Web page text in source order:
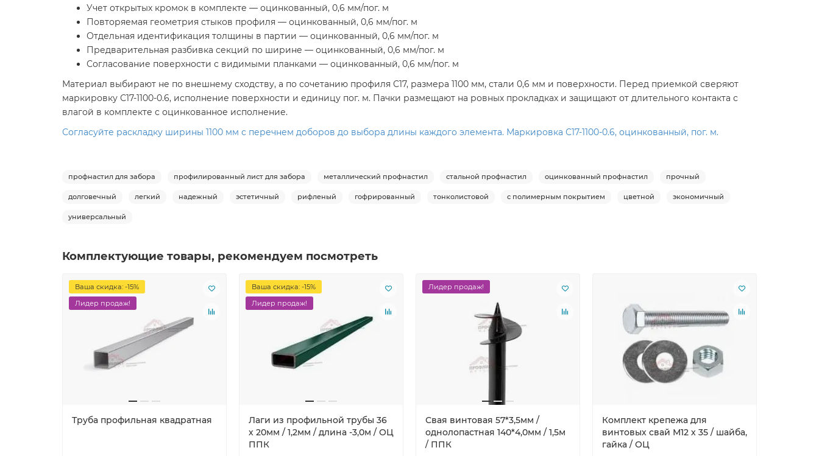
Учет открытых кромок в комплекте — оцинкованный, 0,6 мм/пог. м
Повторяемая геометрия стыков профиля — оцинкованный, 0,6 мм/пог. м
Отдельная идентификация толщины в партии — оцинкованный, 0,6 мм/пог. м
Предварительная разбивка секций по ширине — оцинкованный, 0,6 мм/пог. м
Согласование поверхности с видимыми планками — оцинкованный, 0,6 мм/пог. м
Материал выбирают не по внешнему сходству, а по сочетанию профиля С17, размера 1100 мм, стали 0,6 мм и поверхности. Перед приемкой сверяют
маркировку С17-1100-0.6, исполнение поверхности и единицу пог. м. Пачки размещают на ровных прокладках и защищают от длительного контакта с
влагой в комплекте с оцинкованное исполнение.
Согласуйте раскладку ширины 1100 мм с перечнем доборов до выбора длины каждого элемента. Маркировка С17-1100-0.6, оцинкованный, пог. м.
профнастил для забора профилированный лист для забора металлический профнастил стальной профнастил оцинкованный профнастил прочный
долговечный легкий надежный эстетичный рифленый гофрированный тонколистовой с полимерным покрытием цветной экономичный
универсальный
Комплектующие товары, рекомендуем посмотреть
Ваша скидка: -15%
Лидер продаж!
Труба профильная квадратная
Ваша скидка: -15%
Лидер продаж!
Лаги из профильной трубы 36
х 20мм / 1,2мм / длина -3,0м / ОЦ
ППК
Лидер продаж!
Свая винтовая 57*3,5мм /
однолопастная 140*4,0мм / 1,5м
/ ППК
Комплект крепежа для
винтовых свай М12 х 35 / шайба,
гайка / ОЦ